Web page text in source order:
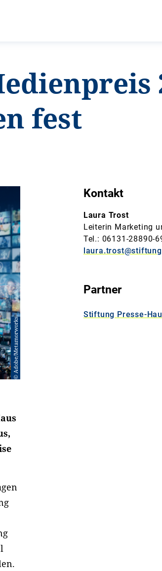
fest
© Adobe/Metamorworks
Kontakt
Laura Trost
Leiterin Marketing
Tel.: 06131-28890-
Partner
Stiftung Presse-